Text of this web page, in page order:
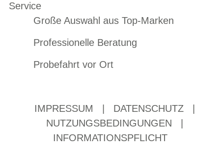
Service
Große Auswahl aus Top-Marken
Professionelle Beratung
Probefahrt vor Ort
IMPRESSUM DATENSCHUTZ
NUTZUNGSBEDINGUNGEN
INFORMATIONSPFLICHT